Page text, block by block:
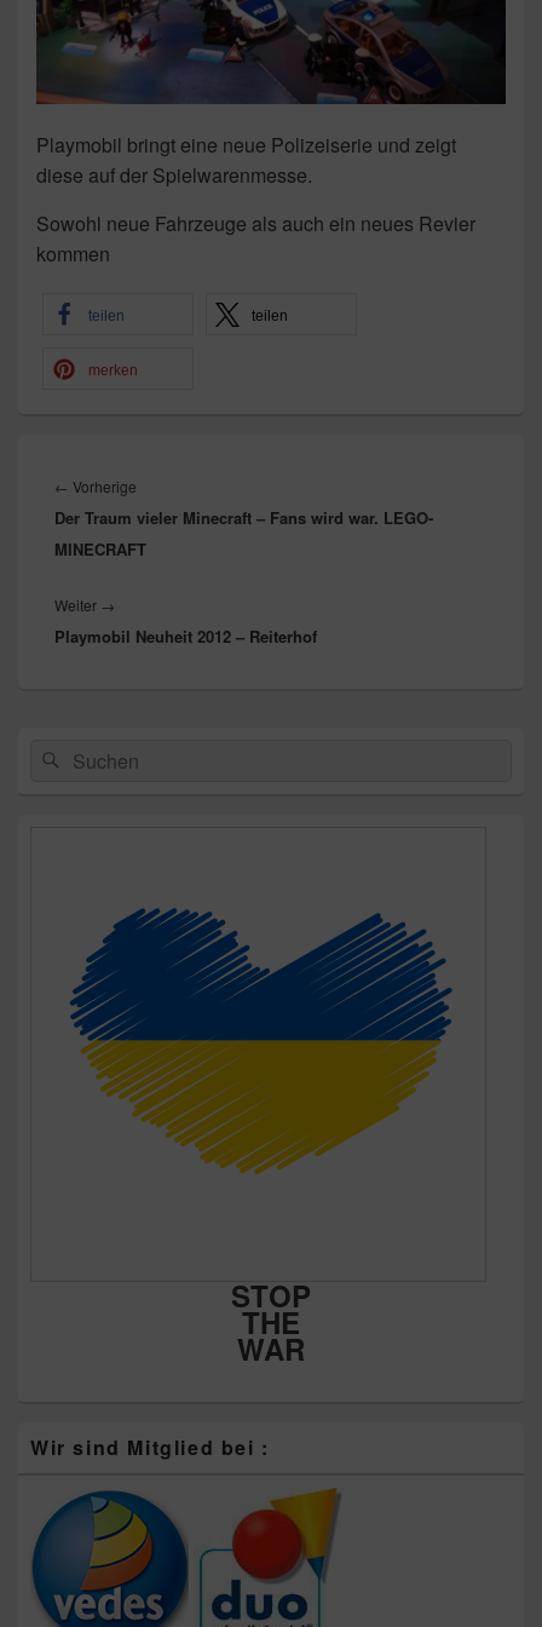
Playmobil bringt eine neue Polizeiserie und zeigt
diese auf der Spielwarenmesse.
Sowohl neue Fahrzeuge als auch ein neues Revier
kommen
teilen teilen
merken
← Vorherige
Beitrag:
Der Traum vieler Minecraft – Fans wird war. LEGO-
MINECRAFT
Weiter →
Beitrag:
Playmobil Neuheit 2012 – Reiterhof
Seitenleisten-
SuchenSuchen
STOP
THE
WAR
Wir sind Mitglied bei :